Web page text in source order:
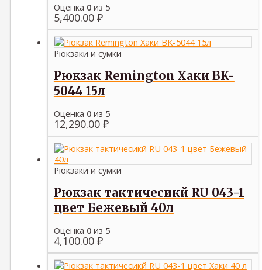
Оценка 0из 5
5,400.00 ₽
Рюкзаки и сумки
Рюкзак Remington Хаки BK-
5044 15л
Оценка 0из 5
12,290.00 ₽
Рюкзаки и сумки
Рюкзак тактичесикй RU 043-1
цвет Бежевый 40л
Оценка 0из 5
4,100.00 ₽